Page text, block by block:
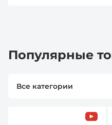
Популярные
Все категории